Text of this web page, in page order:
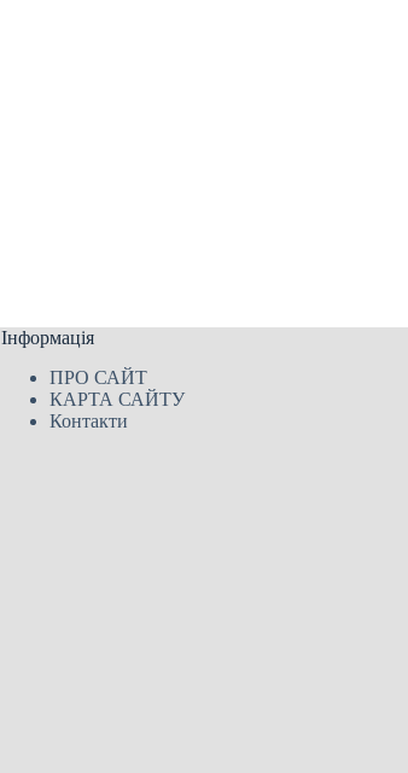
Інформація
ПРО САЙТ
КАРТА САЙТУ
Контакти